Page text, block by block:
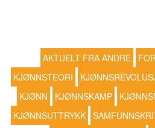
AKTUELT FRA ANDRE
KJØNNSTEORI
KJØNN
KJØNNSKAMP
KJØNNSUTTRYKK